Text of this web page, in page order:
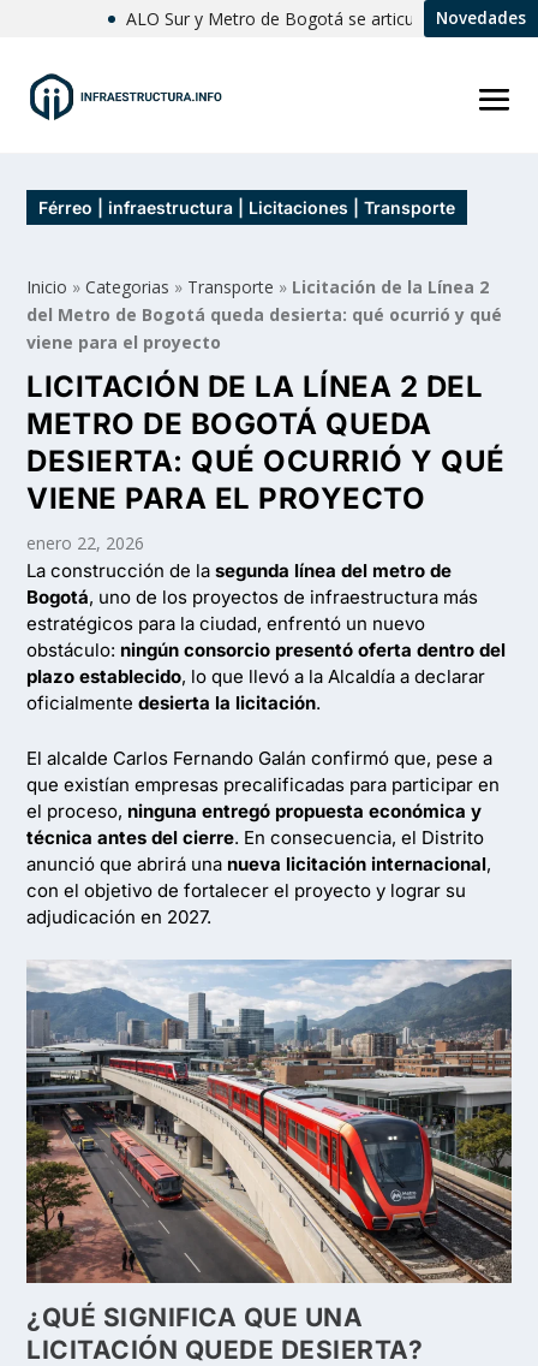
Novedades
ALO Sur y Metro de Bogotá se articulan para avanzar
Férreo | infraestructura | Licitaciones | Transporte
Inicio »Categorias » Transporte » Licitación de la Línea 2
del Metro de Bogotá queda desierta: qué ocurrió y qué
viene para el proyecto
LICITACIÓN DE LA LÍNEA 2 DEL
METRO DE BOGOTÁ QUEDA
DESIERTA: QUÉ OCURRIÓ Y QUÉ
VIENE PARA EL PROYECTO
enero 22, 2026
La construcción de lasegunda línea del metro de
Bogotá, uno de los proyectos de infraestructura más
estratégicos para la ciudad, enfrentó un nuevo
obstáculo: ningún consorcio presentó oferta dentro del
plazo establecido, lo que llevó a la Alcaldía a declarar
oficialmentedesierta la licitación.
El alcalde Carlos Fernando Galán confirmó que, pese a
que existían empresas precalificadas para participar en
el proceso, ninguna entregó propuesta económica y
técnica antes del cierre. En consecuencia, el Distrito
anunció que abrirá una nueva licitación internacional,
con el objetivo de fortalecer el proyecto y lograr su
adjudicación en 2027.
¿QUÉ SIGNIFICA QUE UNA
LICITACIÓN QUEDE DESIERTA?